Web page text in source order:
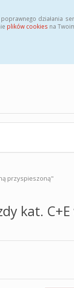
działania
plików cookies na
przyspieszoną"
kat. C+E